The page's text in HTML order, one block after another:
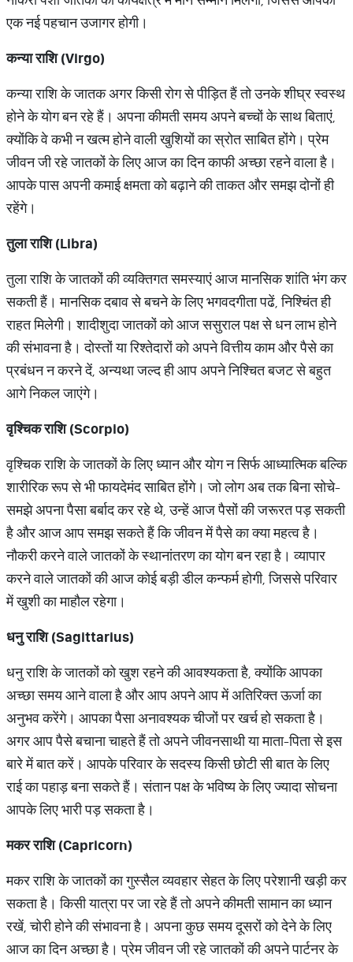
एक नई पहचान उजागर होगी।
कन्या राशि (Virgo)
कन्या राशि के जातक अगर किसी रोग से पीड़ित हैं तो उनके शीघ्र स्वस्थ
होने के योग बन रहे हैं। अपना कीमती समय अपने बच्चों के साथ बिताएं,
क्योंकि वे कभी न खत्म होने वाली खुशियों का स्रोत साबित होंगे। प्रेम
जीवन जी रहे जातकों के लिए आज का दिन काफी अच्छा रहने वाला है।
आपके पास अपनी कमाई क्षमता को बढ़ाने की ताकत और समझ दोनों ही
रहेंगे।
तुला राशि (Libra)
तुला राशि के जातकों की व्यक्तिगत समस्याएं आज मानसिक शांति भंग कर
सकती हैं। मानसिक दबाव से बचने के लिए भगवदगीता पढें, निश्चिंत ही
राहत मिलेगी। शादीशुदा जातकों को आज ससुराल पक्ष से धन लाभ होने
की संभावना है। दोस्तों या रिश्तेदारों को अपने वित्तीय काम और पैसे का
प्रबंधन न करने दें, अन्यथा जल्द ही आप अपने निश्चित बजट से बहुत
आगे निकल जाएंगे।
वृश्चिक राशि (Scorpio)
वृश्चिक राशि के जातकों के लिए ध्यान और योग न सिर्फ आध्यात्मिक बल्कि
शारीरिक रूप से भी फायदेमंद साबित होंगे। जो लोग अब तक बिना सोचे-
समझे अपना पैसा बर्बाद कर रहे थे, उन्हें आज पैसों की जरूरत पड़ सकती
है और आज आप समझ सकते हैं कि जीवन में पैसे का क्या महत्व है।
नौकरी करने वाले जातकों के स्थानांतरण का योग बन रहा है। व्यापार
करने वाले जातकों की आज कोई बड़ी डील कन्फर्म होगी, जिससे परिवार
में खुशी का माहौल रहेगा।
धनु राशि (Sagittarius)
धनु राशि के जातकों को खुश रहने की आवश्यकता है, क्योंकि आपका
अच्छा समय आने वाला है और आप अपने आप में अतिरिक्त ऊर्जा का
अनुभव करेंगे। आपका पैसा अनावश्यक चीजों पर खर्च हो सकता है।
अगर आप पैसे बचाना चाहते हैं तो अपने जीवनसाथी या माता-पिता से इस
बारे में बात करें। आपके परिवार के सदस्य किसी छोटी सी बात के लिए
राई का पहाड़ बना सकते हैं। संतान पक्ष के भविष्य के लिए ज्यादा सोचना
आपके लिए भारी पड़ सकता है।
मकर राशि (Capricorn)
मकर राशि के जातकों का गुस्सैल व्यवहार सेहत के लिए परेशानी खड़ी कर
सकता है। किसी यात्रा पर जा रहे हैं तो अपने कीमती सामान का ध्यान
रखें, चोरी होने की संभावना है। अपना कुछ समय दूसरों को देने के लिए
आज का दिन अच्छा है। प्रेम जीवन जी रहे जातकों की अपने पार्टनर के